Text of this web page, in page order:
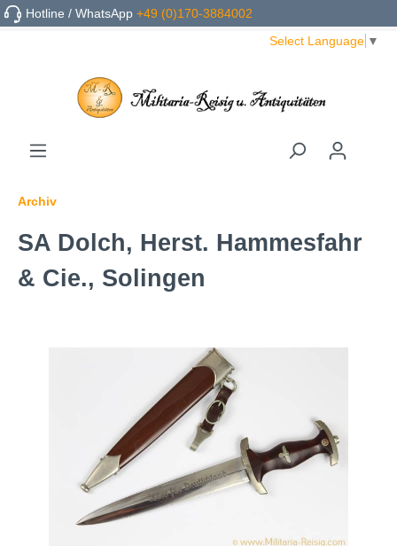
Hotline / WhatsApp+49 (0)170-3884002
Select Language ▼
Archiv
SA Dolch, Herst. Hammesfahr
& Cie., Solingen